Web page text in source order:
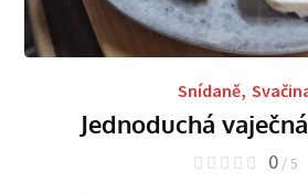
Snídaně,
Jednoduchá
0 / 5